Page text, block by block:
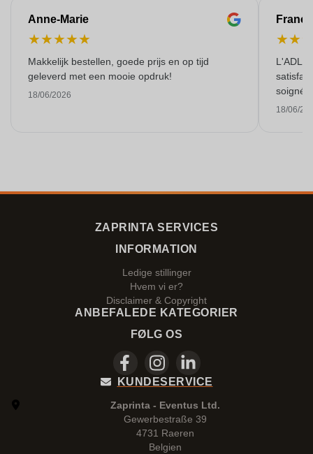
Anne-Marie
★★★★★
Makkelijk bestellen, goede prijs en op tijd
geleverd met een mooie opdruk!
18/06/2026
★★
L'ADL
soigné
18/06/
ZAPRINTA SERVICES
INFORMATION
Ledige stillinger
Hvem vi er?
Disclaimer & Copyright
ANBEFALEDE KATEGORIER
FØLG OS
KUNDESERVICE
Zaprinta - Eventus Ltd.
Gewerbestraße 39
4731 Raeren
Belgien